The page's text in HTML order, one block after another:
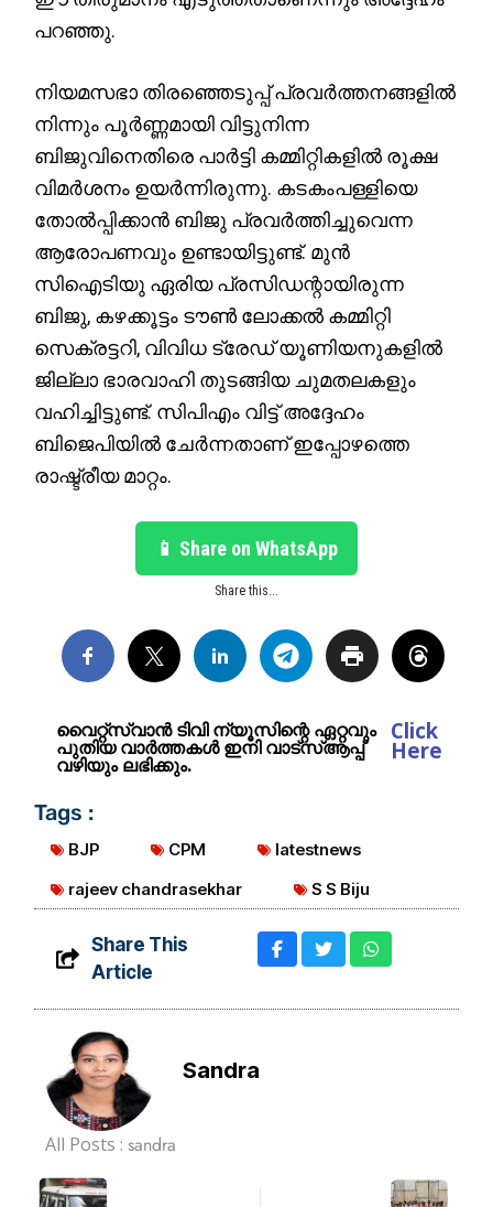
പറഞ്ഞു.
നിയമസഭാ തിരഞ്ഞെടുപ്പ് പ്രവർത്തനങ്ങളിൽ
നിന്നും പൂർണ്ണമായി വിട്ടുനിന്ന
ബിജുവിനെതിരെ പാർട്ടി കമ്മിറ്റികളിൽ രൂക്ഷ
വിമർശനം ഉയർന്നിരുന്നു. കടകംപള്ളിയെ
തോൽപ്പിക്കാൻ ബിജു പ്രവർത്തിച്ചുവെന്ന
ആരോപണവും ഉണ്ടായിട്ടുണ്ട്. മുൻ
സിഐടിയു ഏരിയ പ്രസിഡന്റായിരുന്ന
ബിജു, കഴക്കൂട്ടം ടൗൺ ലോക്കൽ കമ്മിറ്റി
സെക്രട്ടറി, വിവിധ ട്രേഡ് യൂണിയനുകളിൽ
ജില്ലാ ഭാരവാഹി തുടങ്ങിയ ചുമതലകളും
വഹിച്ചിട്ടുണ്ട്. സിപിഎം വിട്ട് അദ്ദേഹം
ബിജെപിയിൽ ചേർന്നതാണ് ഇപ്പോഴത്തെ
രാഷ്ട്രീയ മാറ്റം.
📱 Share on WhatsApp
Share this...
വൈറ്റ്സ്വാൻ ടിവി ന്യൂസിന്റെ ഏറ്റവും
പുതിയ വാർത്തകൾ ഇനി വാട്സ്ആപ്പ്
വഴിയും ലഭിക്കും.
Click
Here
Tags :
BJP CPM
latestnews
rajeev chandrasekhar
S S Biju
Share This
Article
Sandra
All Posts :sandra